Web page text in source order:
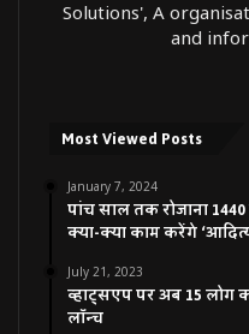
Solutions', A
and
Most Viewed Posts
January 7, 2024
पांच साल तक रोजाना
क्या-क्या काम करेंगे
July 21, 2023
व्हाट्सएप पर अब 15
लॉन्च